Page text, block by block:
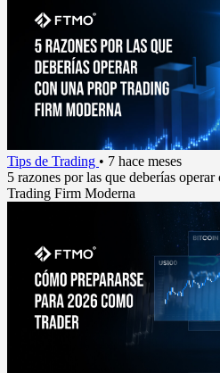
Tips de Trading • 7 hace meses
5 razones por las que deberías
Trading Firm Moderna